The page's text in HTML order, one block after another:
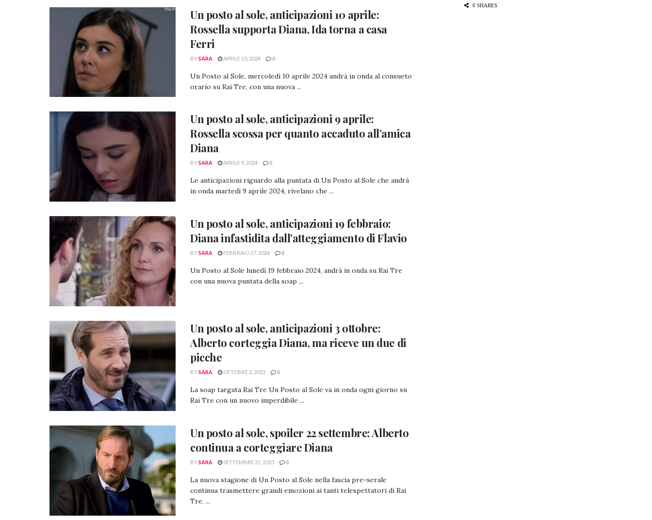
Un posto al sole, anticipazioni 10 aprile:
Rossella supporta Diana, Ida torna a casa
Ferri
BYSARA APRILE 10, 2024 0
Un Posto al Sole, mercoledì 10 aprile 2024 andrà in onda al consueto
orario su Rai Tre, con una nuova ...
Un posto al sole, anticipazioni 9 aprile:
Rossella scossa per quanto accaduto all’amica
Diana
BYSARA APRILE 9, 2024 0
Le anticipazioni riguardo alla puntata di Un Posto al Sole che andrà
in onda martedì 9 aprile 2024, rivelano che ...
Un posto al sole, anticipazioni 19 febbraio:
Diana infastidita dall’atteggiamento di Flavio
BYSARA FEBBRAIO 17, 2024 0
Un Posto al Sole lunedì 19 febbraio 2024, andrà in onda su Rai Tre
con una nuova puntata della soap ...
Un posto al sole, anticipazioni 3 ottobre:
Alberto corteggia Diana, ma riceve un due di
picche
BYSARA OTTOBRE 2, 2023 0
La soap targata Rai Tre Un Posto al Sole va in onda ogni giorno su
Rai Tre con un nuovo imperdibile ...
Un posto al sole, spoiler 22 settembre: Alberto
continua a corteggiare Diana
BYSARA SETTEMBRE 21, 2023 0
La nuova stagione di Un Posto al Sole nella fascia pre-serale
continua trasmettere grandi emozioni ai tanti telespettatori di Rai
Tre. ...
0 SHARES